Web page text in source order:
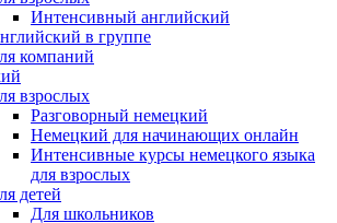
Интенсивный английский
в группе
компаний
взрослых
Разговорный немецкий
Немецкий для начинающих онлайн
Интенсивные курсы немецкого языка
для взрослых
детей
Для школьников